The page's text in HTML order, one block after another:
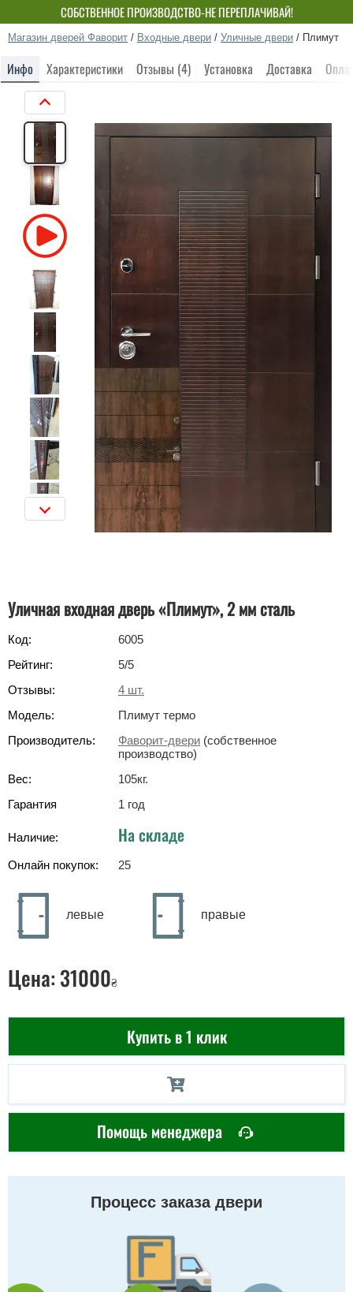
СОБСТВЕННОЕ ПРОИЗВОДСТВО-НЕ ПЕРЕПЛАЧИВАЙ!
Магазин дверей Фаворит / Входные двери / Уличные двери / Плимут
Инфо Характеристики Отзывы (4) Установка Доставка
Уличная входная дверь «Плимут», 2 мм сталь
Код:
6005
Рейтинг:
5/5
Отзывы:
4 шт.
Модель:
Плимут термо
Производитель:
Фаворит-двери (собственное
производство)
Вес:
105кг.
Гарантия
1 год
Наличие: На складе
Онлайн покупок: 25
левые правые
Цена: 31000₴
Купить в 1 клик
Помощь менеджера
Процесс заказа двери